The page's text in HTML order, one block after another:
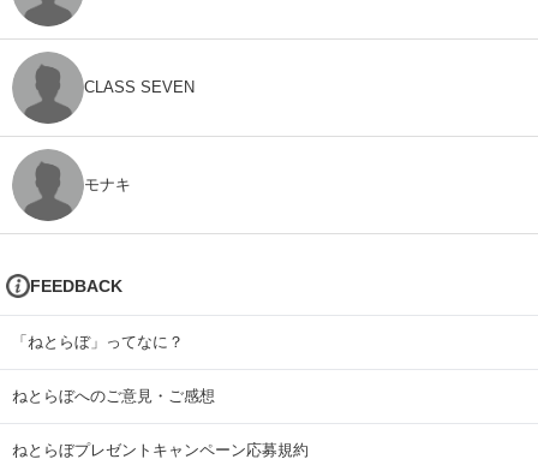
CLASS SEVEN
モナキ
FEEDBACK
「ねとらぼ」ってなに？
ねとらぼへのご意見・ご感想
ねとらぼプレゼントキャンペーン応募規約